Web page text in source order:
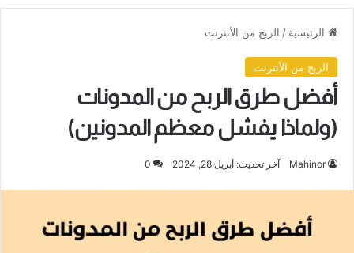
الرئيسية / الربح من الأنترنت
الربح من الأنترنت
أفضل طرق الربح من المدونات
(ولماذا يفشل معظم المدونين)
Mahinor آخر تحديث: أبريل 28, 2024 0